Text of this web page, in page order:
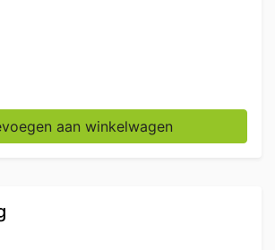
Friet uitschepbak Frietbak Premium-
aan winkelwagen